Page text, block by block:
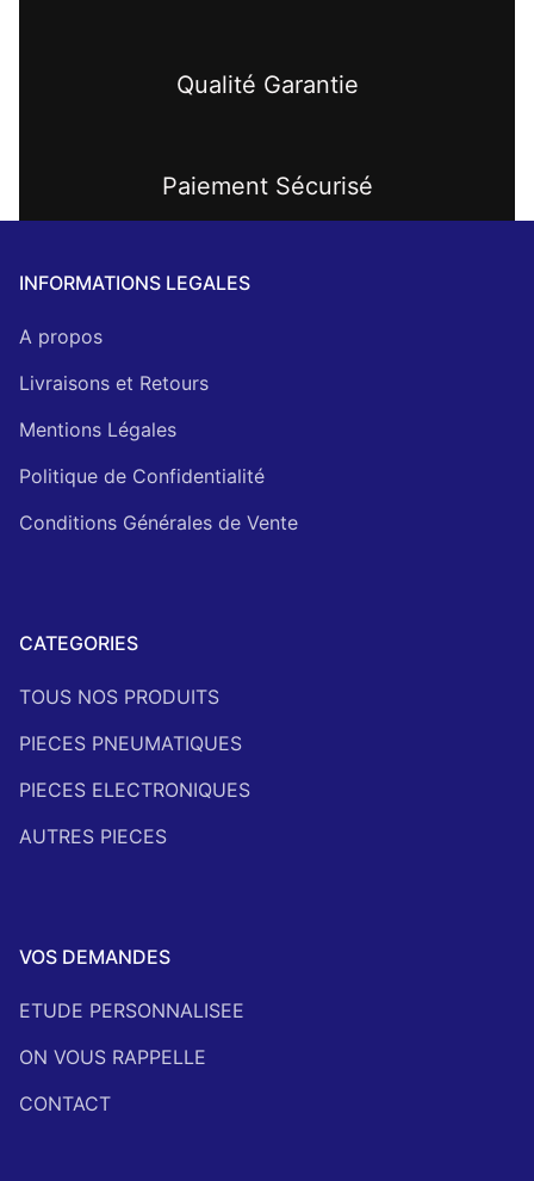
Qualité Garantie
Paiement Sécurisé
INFORMATIONS LEGALES
A propos
Livraisons et Retours
Mentions Légales
Politique de Confidentialité
Conditions Générales de Vente
CATEGORIES
TOUS NOS PRODUITS
PIECES PNEUMATIQUES
PIECES ELECTRONIQUES
AUTRES PIECES
VOS DEMANDES
ETUDE PERSONNALISEE
ON VOUS RAPPELLE
CONTACT